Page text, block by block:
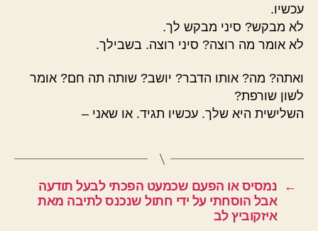
עכשיו.
לא מבקש? סיני מבקש לך.
לא אומר מה רוצה? סיני רוצה. בשבילך.
ואתה? מה? אותו הדבר? יושב? שותה תה חם? אומר
לשון שורפת?
השלישית היא שלך. עכשיו תגיד. או שאני –
←
נמסיס או הפעם שכמעט הפכתי לבעל תודעה
אבל הוסחתי על ידי חתול שנכנס לתיבה מאת
איזקוביץ לב